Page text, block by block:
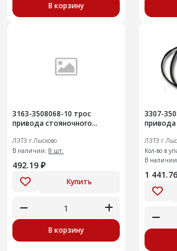
В корзину
3163-3508068-10 трос
привода стояночного
ЛЭТЗ г.Лысково
В наличии: 8 шт.
492.19 ₽
Купить
В корзину
3307-
привода
ЛЭТЗ
Кол-во в
В
1